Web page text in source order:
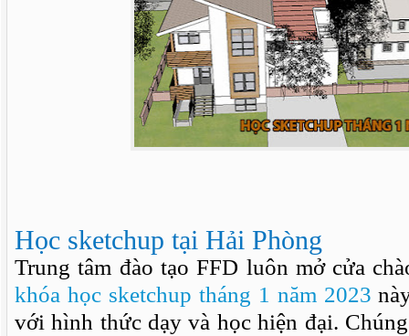
Học sketchup tại Hải Phòng
Trung tâm đào tạo FFD luôn mở cửa
khóa học sketchup tháng 1 năm 2023
với hình thức dạy và học hiện đại.